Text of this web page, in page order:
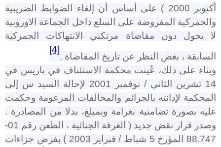
أكتوبر 2000 ) على أساس أن إلغاء الضوابط الضريبية
والجمركية المفروضة على السلع داخل الجماعة الاوروبية
لا يحول دون مقاضاة مرتكبي الانتهاكات الجمركية
السابقة ، بغض النظر عن تاريخ المقاضاة .
[4]
وبناء على ذلك، عُينت محكمة الاستئناف في باريس في
14 تشرين الثاني / نوفمبر 2001 لإحالة السيد س إلى
المحكمة لإدانته بالجرائم والمخالفات المزعومة وحكمت
عليه بصورة تضامنية بغرامة وبمبلغ، بدلا من المصادرة .
وصدر قرار نقض جديد ( الغرفة الجنائية ، الطعن رقم 01-
88.747 المؤرخ 5 شباط / فبراير 2003 ) بفرض جزاءات